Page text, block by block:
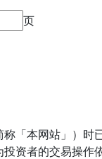
页
「本网站」）
资者的交易操作